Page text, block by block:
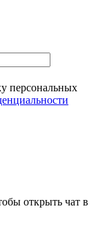
персональных
открыть чат в